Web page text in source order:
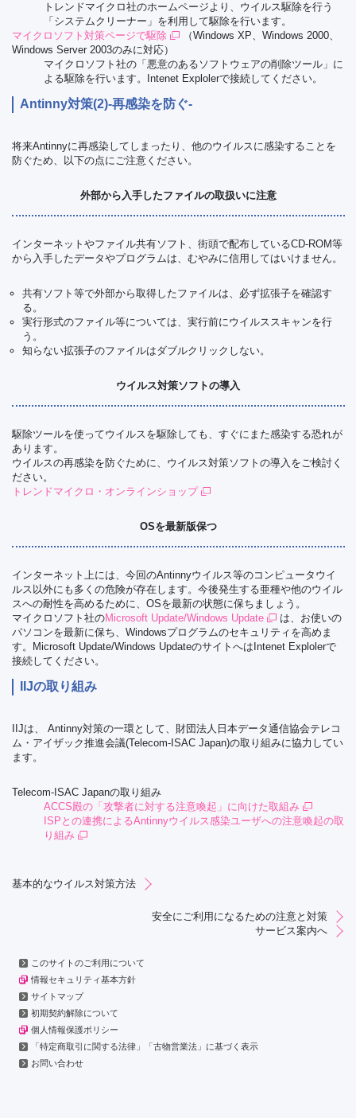
トレンドマイクロ社のホームページより、ウイルス駆除を行う
「システムクリーナー」を利用して駆除を行います。
マイクロソフト対策ページで駆除
（Windows XP、Windows 2000、
Windows Server 2003のみに対応）
マイクロソフト社の「悪意のあるソフトウェアの削除ツール」に
よる駆除を行います。Intenet Explolerで接続してください。
Antinny対策(2)-再感染を防ぐ-
将来Antinnyに再感染してしまったり、他のウイルスに感染することを
防ぐため、以下の点にご注意ください。
外部から入手したファイルの取扱いに注意
インターネットやファイル共有ソフト、街頭で配布しているCD-ROM等
から入手したデータやプログラムは、むやみに信用してはいけません。
共有ソフト等で外部から取得したファイルは、必ず拡張子を確認す
る。
実行形式のファイル等については、実行前にウイルススキャンを行
う。
知らない拡張子のファイルはダブルクリックしない。
ウイルス対策ソフトの導入
駆除ツールを使ってウイルスを駆除しても、すぐにまた感染する恐れが
あります。
ウイルスの再感染を防ぐために、ウイルス対策ソフトの導入をご検討く
ださい。
トレンドマイクロ・オンラインショップ
OSを最新版保つ
インターネット上には、今回のAntinnyウイルス等のコンピュータウイ
ルス以外にも多くの危険が存在します。今後発生する亜種や他のウイル
スへの耐性を高めるために、OSを最新の状態に保ちましょう。
マイクロソフト社のMicrosoft Update/Windows Update
は、お使いの
パソコンを最新に保ち、Windowsプログラムのセキュリティを高めま
す。Microsoft Update/Windows UpdateのサイトへはIntenet Explolerで
接続してください。
IIJの取り組み
IIJは、 Antinny対策の一環として、財団法人日本データ通信協会テレコ
ム・アイザック推進会議(Telecom-ISAC Japan)の取り組みに協力してい
ます。
Telecom-ISAC Japanの取り組み
ACCS殿の「攻撃者に対する注意喚起」に向けた取組み
ISPとの連携によるAntinnyウイルス感染ユーザへの注意喚起の取
り組み
基本的なウイルス対策方法
安全にご利用になるための注意と対策
サービス案内へ
このサイトのご利用について
情報セキュリティ基本方針
サイトマップ
初期契約解除について
個人情報保護ポリシー
「特定商取引に関する法律」「古物営業法」に基づく表示
お問い合わせ